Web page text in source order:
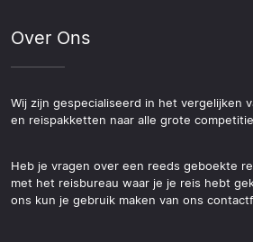
Over Ons
Wij zijn gespecialiseerd in het vergelijken
en reispakketten naar alle grote
Heb je vragen over een reeds geboekte
met het reisbureau waar je je reis hebt
ons kun je gebruik maken van ons